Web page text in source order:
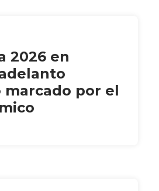
2026 en
marcado por el